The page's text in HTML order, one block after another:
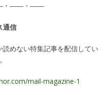
――・――
通信
めない特集記事を配信してい
mail-magazine-1